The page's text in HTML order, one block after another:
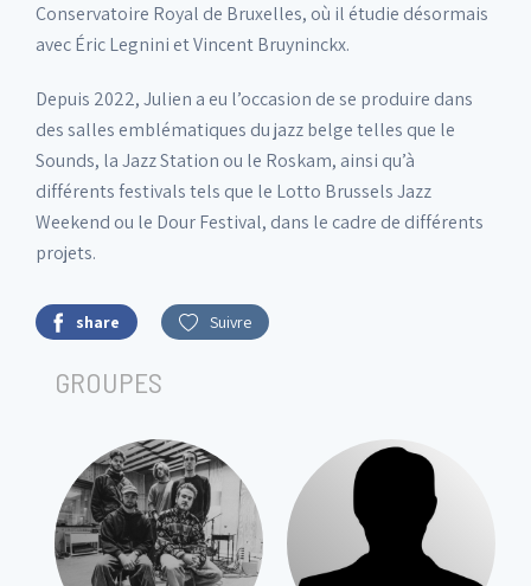
Conservatoire Royal de Bruxelles, où il étudie désormais
avec Éric Legnini et Vincent Bruyninckx.
Depuis 2022, Julien a eu l’occasion de se produire dans
des salles emblématiques du jazz belge telles que le
Sounds, la Jazz Station ou le Roskam, ainsi qu’à
différents festivals tels que le Lotto Brussels Jazz
Weekend ou le Dour Festival, dans le cadre de différents
projets.
share Suivre
GROUPES